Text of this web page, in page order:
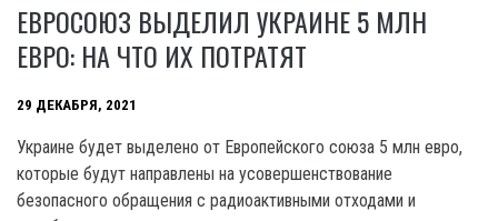
ЕВРОСОЮЗ ВЫДЕЛИЛ УКРАИНЕ 5 МЛН
ЕВРО: НА ЧТО ИХ ПОТРАТЯТ
29 ДЕКАБРЯ, 2021
Украине будет выделено от Европейского союза 5 млн евро,
которые будут направлены на усовершенствование
безопасного обращения с радиоактивными отходами и